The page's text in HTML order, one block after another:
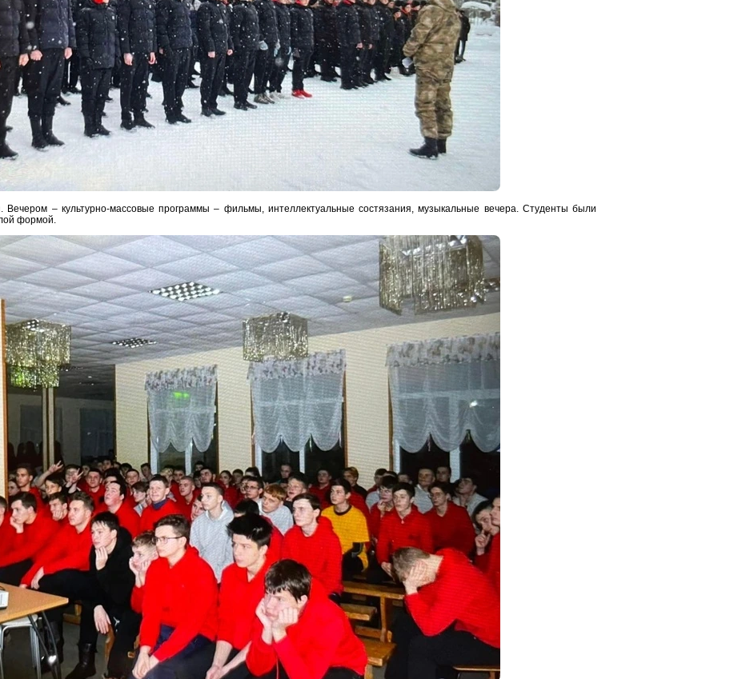
– культурно-массовые программы – фильмы, интеллектуальные состязания, музыкальные вечера. Студенты были
формой.